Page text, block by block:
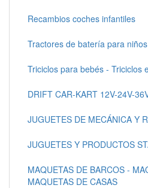
Recambios coches infantiles
Tractores de batería para niños
Triciclos para bebés - Triciclos
DRIFT CAR-KART 12V-24V-
JUGUETES DE MECÁNICA Y
JUGUETES Y PRODUCTOS
MAQUETAS DE BARCOS -
MAQUETAS DE CASAS